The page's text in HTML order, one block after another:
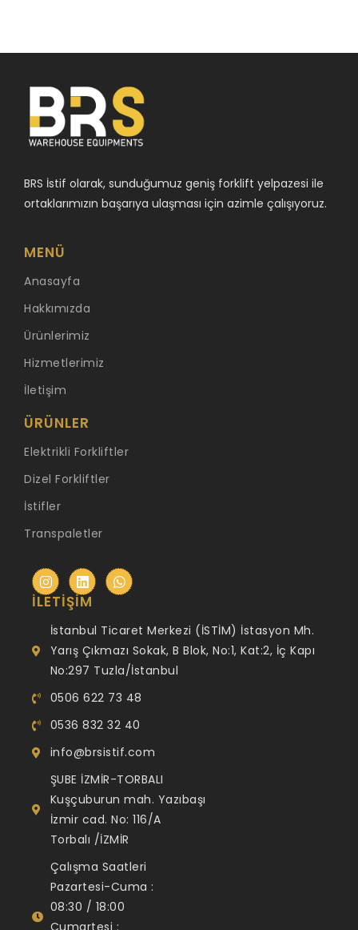
BRS İstif olarak, sunduğumuz geniş forklift yelpazesi ile
ortaklarımızın başarıya ulaşması için azimle çalışıyoruz.
MENÜ
Anasayfa
Hakkımızda
Ürünlerimiz
Hizmetlerimiz
İletişim
ÜRÜNLER
Elektrikli Forkliftler
Dizel Forkliftler
İstifler
Transpaletler
İLETIŞIM
İstanbul Ticaret Merkezi (İSTİM) İstasyon Mh.
Yarış Çıkmazı Sokak, B Blok, No:1, Kat:2, İç Kapı
No:297 Tuzla/İstanbul
0506 622 73 48
0536 832 32 40
info@brsistif.com
ŞUBE İZMİR-TORBALI
Kuşçuburun mah. Yazıbaşı
İzmir cad. No: 116/A
Torbalı /İZMİR
Çalışma Saatleri
Pazartesi-Cuma :
08:30 / 18:00